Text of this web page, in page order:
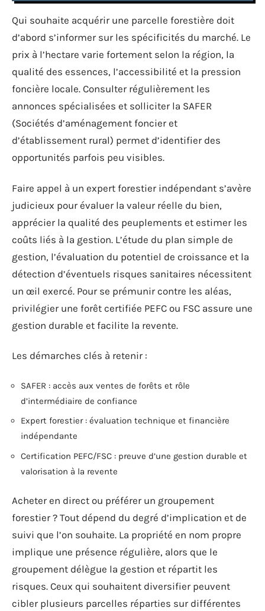
Qui souhaite acquérir une parcelle forestière doit
d’abord s’informer sur les spécificités du marché. Le
prix à l’hectare varie fortement selon la région, la
qualité des essences, l’accessibilité et la pression
foncière locale. Consulter régulièrement les
annonces spécialisées et solliciter la SAFER
(Sociétés d’aménagement foncier et
d’établissement rural) permet d’identifier des
opportunités parfois peu visibles.
Faire appel à un expert forestier indépendant s’avère
judicieux pour évaluer la valeur réelle du bien,
apprécier la qualité des peuplements et estimer les
coûts liés à la gestion. L’étude du plan simple de
gestion, l’évaluation du potentiel de croissance et la
détection d’éventuels risques sanitaires nécessitent
un œil exercé. Pour se prémunir contre les aléas,
privilégier une forêt certifiée PEFC ou FSC assure une
gestion durable et facilite la revente.
Les démarches clés à retenir :
SAFER : accès aux ventes de forêts et rôle
d’intermédiaire de confiance
Expert forestier : évaluation technique et financière
indépendante
Certification PEFC/FSC : preuve d’une gestion durable et
valorisation à la revente
Acheter en direct ou préférer un groupement
forestier ? Tout dépend du degré d’implication et de
suivi que l’on souhaite. La propriété en nom propre
implique une présence régulière, alors que le
groupement délègue la gestion et répartit les
risques. Ceux qui souhaitent diversifier peuvent
cibler plusieurs parcelles réparties sur différentes